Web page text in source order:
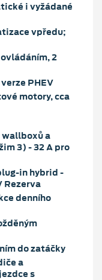
i vyžádané
vpředu;
2
PHEV
motory, cca
wallboxů a
3) - 32 A pro
in hybrid -
Rezerva
denního
do zatáčky
a
s